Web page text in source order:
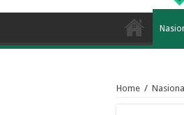
Home / Nasional